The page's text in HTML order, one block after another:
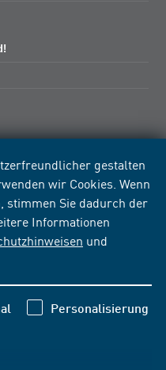
gestalten
wir Cookies. Wenn
stimmen Sie dadurch der
Informationen
und
Personalisierung